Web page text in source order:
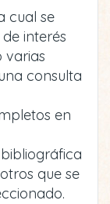
cual se
interés
varias
consulta
en
que se